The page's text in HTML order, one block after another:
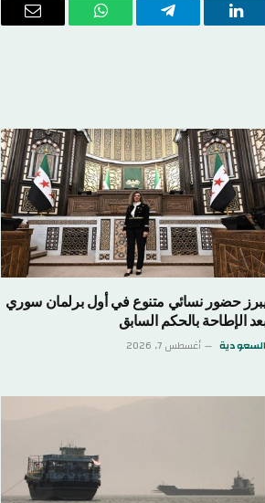
لينكدإن تيلقرام واتساب
البريد
حضور نسائي متنوع في أول برلمان سوري
الإطاحة بالحكم السابق
السعودية أغسطس 7, 2026